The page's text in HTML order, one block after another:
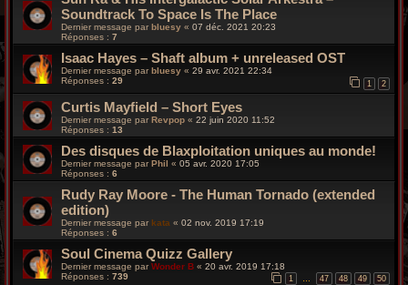
Soundtrack To Space Is The Place
Dernier message par bluesy « 07 déc. 2021 20:23
Réponses : 7
Isaac Hayes – Shaft album + unreleased OST
Dernier message parbluesy « 29 avr. 2021 22:34
Réponses : 29 1 2
Curtis Mayfield – Short Eyes
Dernier message par Revpop « 22 juin 2020 11:52
Réponses : 13
Des disques de Blaxploitation uniques au monde!
Dernier message parPhil « 05 avr. 2020 17:05
Réponses : 6
Rudy Ray Moore - The Human Tornado (extended
edition)
Dernier message par kata « 02 nov. 2019 17:19
Réponses : 6
Soul Cinema Quizz Gallery
Dernier message parWonder B « 20 avr. 2019 17:18
Réponses : 739 1 … 47 48 49 50